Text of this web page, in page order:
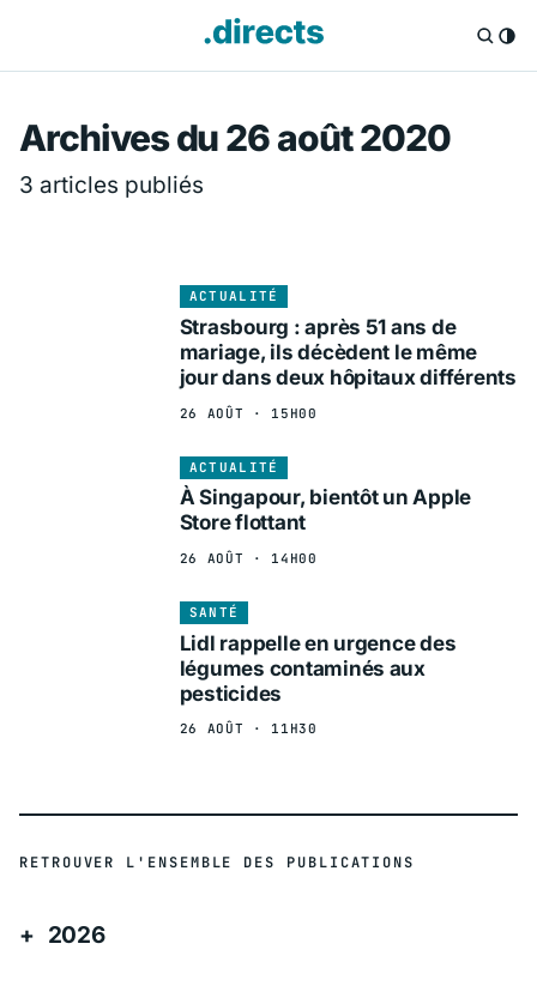
Directs.fr —
Archives du 26 août 2020
3 articles publiés
ACTUALITÉ
Strasbourg : après 51 ans de
mariage, ils décèdent le même
jour dans deux hôpitaux différents
26 AOÛT · 15H00
ACTUALITÉ
À Singapour, bientôt un Apple
Store flottant
26 AOÛT · 14H00
SANTÉ
Lidl rappelle en urgence des
légumes contaminés aux
pesticides
26 AOÛT · 11H30
RETROUVER L'ENSEMBLE DES PUBLICATIONS
2026